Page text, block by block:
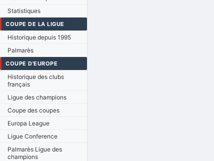
Statistiques
COUPE DE LA LIGUE
Historique depuis 1995
Palmarès
COUPE D'EUROPE
Historique des clubs
français
Ligue des champions
Coupe des coupes
Europa League
Ligue Conference
Palmarès Ligue des
champions